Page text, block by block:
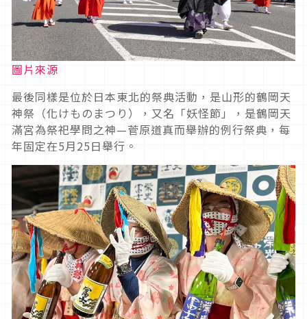
圖片來源
最後同樣是位於日本東北的祭典活動，是山形的鶴岡天
神祭（化けものまつり），又名「妖怪節」，是鶴岡天
滿宮為祭祀學問之神—菅原道真而舉辦的例行祭典，每
年固定在5月25日舉行。